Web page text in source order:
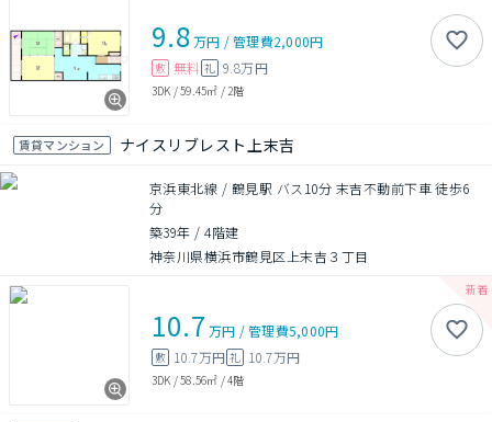
9.8万円 /管理費2,000円
敷 無料 礼 9.8万円
3DK /59.45㎡ / 2階
賃貸マンション ナイスリブレスト上末吉
京浜東北線 / 鶴見駅 バス10分 末吉不動前下車 徒歩6
分
築39年 /4階建
神奈川県横浜市鶴見区上末吉３丁目
10.7 万円 /管理費5,000円
敷 10.7万円 礼 10.7万円
3DK /58.56㎡ /4階